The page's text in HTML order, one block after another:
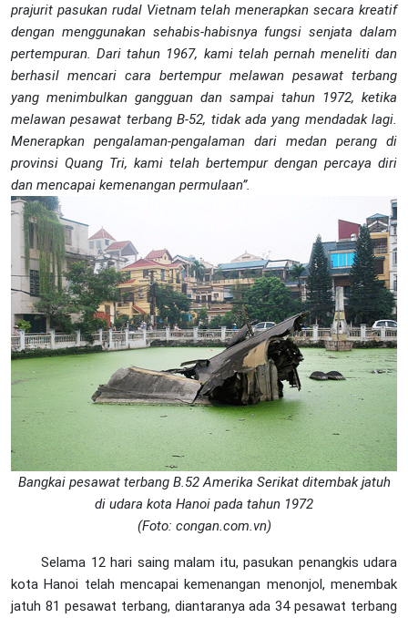
prajurit pasukan rudal Vietnam telah menerapkan secara kreatif
dengan menggunakan sehabis-habisnya fungsi senjata dalam
pertempuran. Dari tahun 1967, kami telah pernah meneliti dan
berhasil mencari cara bertempur melawan pesawat terbang
yang menimbulkan gangguan dan sampai tahun 1972, ketika
melawan pesawat terbang B-52, tidak ada yang mendadak lagi.
Menerapkan pengalaman-pengalaman dari medan perang di
provinsi Quang Tri, kami telah bertempur dengan percaya diri
dan mencapai kemenangan permulaan”.
Bangkai pesawat terbang B.52 Amerika Serikat ditembak jatuh
di udara kota Hanoi pada tahun 1972
(Foto: congan.com.vn)
Selama 12 hari saing malam itu, pasukan penangkis udara
kota Hanoi telah mencapai kemenangan menonjol, menembak
jatuh 81 pesawat terbang, diantaranya ada 34 pesawat terbang